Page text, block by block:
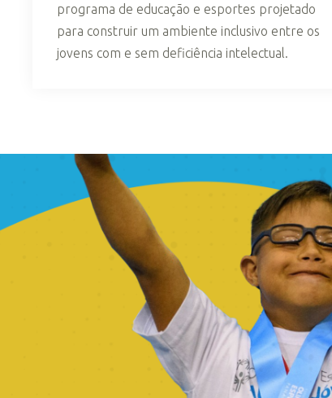
programa de educação e esportes projetado
para construir um ambiente inclusivo entre os
jovens com e sem deficiência intelectual.